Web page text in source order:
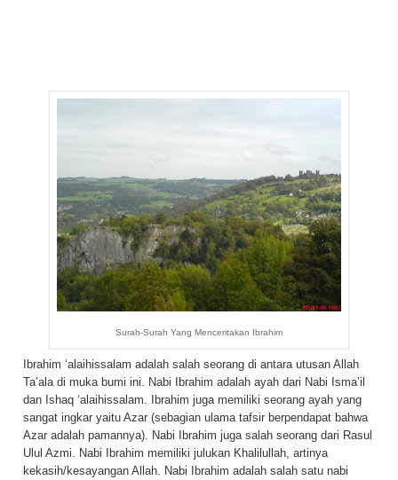
Surah-Surah Yang Menceritakan Ibrahim
Ibrahim ‘alaihissalam adalah salah seorang di antara utusan Allah
Ta’ala di muka bumi ini. Nabi Ibrahim adalah ayah dari Nabi Isma’il
dan Ishaq ‘alaihissalam. Ibrahim juga memiliki seorang ayah yang
sangat ingkar yaitu Azar (sebagian ulama tafsir berpendapat bahwa
Azar adalah pamannya). Nabi Ibrahim juga salah seorang dari Rasul
Ulul Azmi. Nabi Ibrahim memiliki julukan Khalilullah, artinya
kekasih/kesayangan Allah. Nabi Ibrahim adalah salah satu nabi